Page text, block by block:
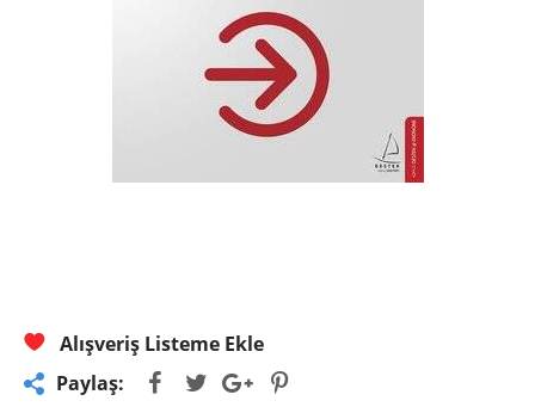
Alışveriş Listeme Ekle
Paylaş: